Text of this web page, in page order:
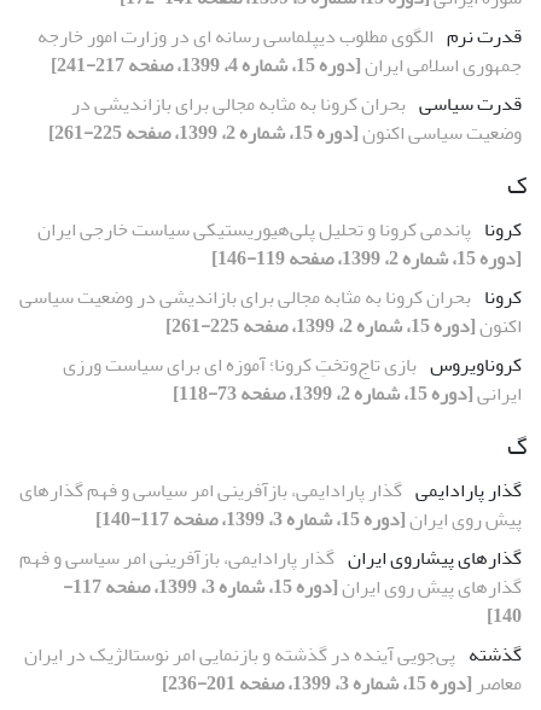
قدرت نرم الگوی مطلوب دیپلماسی رسانه ای در وزارت امور خارجه
جمهوری اسلامی ایران[دوره 15، شماره 4، 1399، صفحه 217-241]
قدرت سیاسی بحران کرونا به مثابه مجالی برای بازاندیشی در
وضعیت سیاسی اکنون[دوره 15، شماره 2، 1399، صفحه 225-261]
ک
کرونا پاندمی کرونا و تحلیل پلی‌هیوریستیکی سیاست خارجی ایران
[دوره 15، شماره 2، 1399، صفحه 119-146]
کرونا بحران کرونا به مثابه مجالی برای بازاندیشی در وضعیت سیاسی
اکنون[دوره 15، شماره 2، 1399، صفحه 225-261]
کروناویروس بازی تاج‌وتختِ کرونا؛ آموزه ای برای سیاست ورزی
ایرانی[دوره 15، شماره 2، 1399، صفحه 73-118]
گ
گذار پارادایمی گذار پارادایمی، بازآفرینی امر سیاسی و فهم گذارهای
پیش روی ایران[دوره 15، شماره 3، 1399، صفحه 117-140]
گذارهای پیشاروی ایران گذار پارادایمی، بازآفرینی امر سیاسی و فهم
گذارهای پیش روی ایران
[دوره 15، شماره 3، 1399، صفحه 117-
140]
گذشته‌ پی‌جویی آینده در گذشته و بازنمایی‌ امر نوستالژیک در ایران
معاصر [دوره 15، شماره 3، 1399، صفحه 201-236]